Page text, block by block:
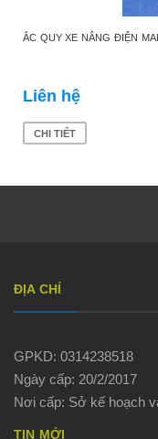
ẮC QUY XE NÂNG ĐIỆN
Liên hệ
CHI TIẾT
ĐỊA CHỈ
GPKD: 0314238518
Ngày cấp: 20/2/2017
Nơi cấp: Sở kế hoạch
TIN MỚI